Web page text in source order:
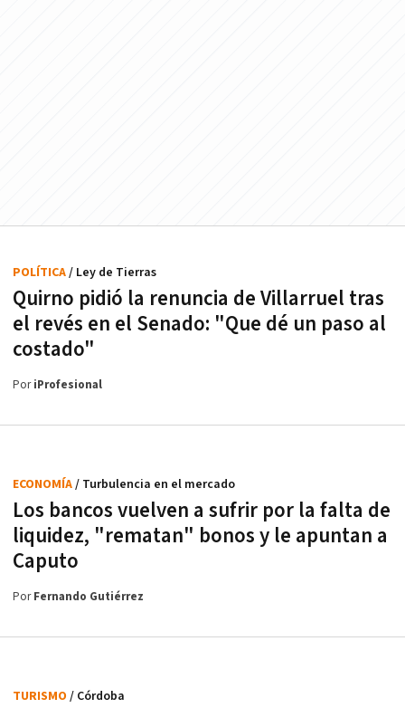
Quirno pidió la renuncia de Villarruel tras
el revés en el Senado: "Que dé un paso al
costado"
POLÍTICA/ Ley de Tierras
PoriProfesional
Los bancos vuelven a sufrir por la falta de
liquidez, "rematan" bonos y le apuntan a
Caputo
ECONOMÍA/ Turbulencia en el mercado
PorFernando Gutiérrez
TURISMO / Córdoba